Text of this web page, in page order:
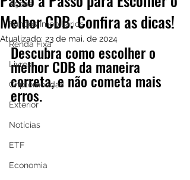
Ações
Fundos Imobiliários
Renda Fixa
Livros
Criptomoedas
Exterior
Notícias
ETF
Economia
Melhor CDB. Confira as dicas!
Atualizado: 23 de mai. de 2024
Descubra como escolher o
melhor CDB da maneira
correta, e não cometa mais
erros.